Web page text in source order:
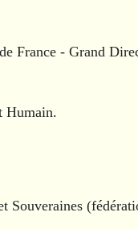
France - Grand
Humain.
Souveraines